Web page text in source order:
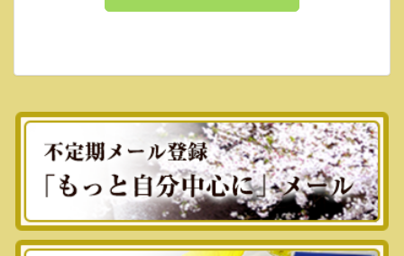
るのが怖い……。
の意識にとらわれているから。
で、傷つかずに行動できる方法を、
豊富な具体例とイラストで紹介します。
「行動するのが怖い」から「行動すると楽し
い」へ。
『「やっぱり怖くて動けない」がなくなる
本』を改題、再編集。